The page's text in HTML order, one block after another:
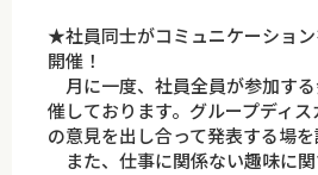
★社員同士がコミュニケーション
開催！
月に一度、社員全員が参加す
催しております。グループディ
の意見を出し合って発表する場を
また、仕事に関係ない趣味に